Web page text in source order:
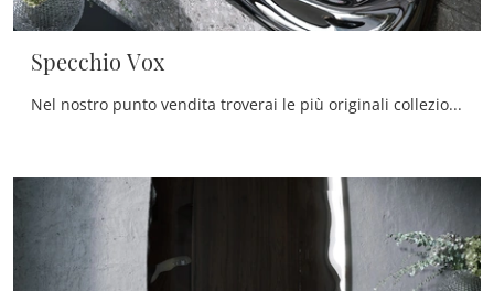
Specchio Vox
Nel nostro punto vendita troverai le più originali collezioni di Complementi design che includono anche specchi in vetro di qualità eccellente e di ...